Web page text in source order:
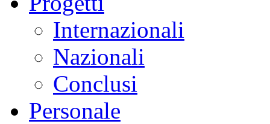
Internazionali
Nazionali
Conclusi
Personale